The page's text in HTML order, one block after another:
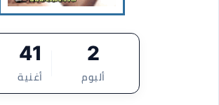
2
ألبوم
41
أغنية